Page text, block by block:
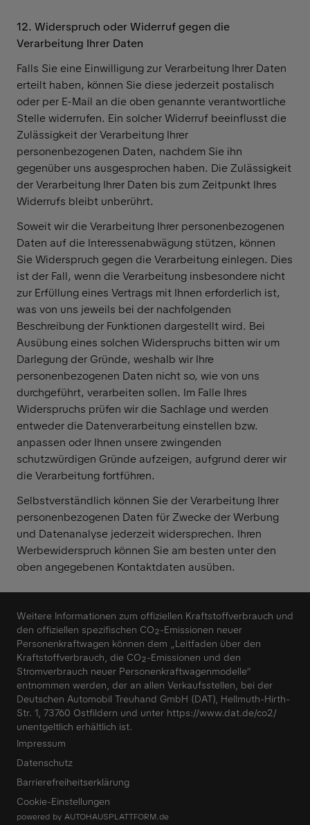
12. Widerspruch oder Widerruf gegen die
Verarbeitung Ihrer Daten
Falls Sie eine Einwilligung zur Verarbeitung Ihrer Daten
erteilt haben, können Sie diese jederzeit postalisch
oder per E-Mail an die oben genannte verantwortliche
Stelle widerrufen. Ein solcher Widerruf beeinflusst die
Zulässigkeit der Verarbeitung Ihrer
personenbezogenen Daten, nachdem Sie ihn
gegenüber uns ausgesprochen haben. Die Zulässigkeit
der Verarbeitung Ihrer Daten bis zum Zeitpunkt Ihres
Widerrufs bleibt unberührt.
Soweit wir die Verarbeitung Ihrer personenbezogenen
Daten auf die Interessenabwägung stützen, können
Sie Widerspruch gegen die Verarbeitung einlegen. Dies
ist der Fall, wenn die Verarbeitung insbesondere nicht
zur Erfüllung eines Vertrags mit Ihnen erforderlich ist,
was von uns jeweils bei der nachfolgenden
Beschreibung der Funktionen dargestellt wird. Bei
Ausübung eines solchen Widerspruchs bitten wir um
Darlegung der Gründe, weshalb wir Ihre
personenbezogenen Daten nicht so, wie von uns
durchgeführt, verarbeiten sollen. Im Falle Ihres
Widerspruchs prüfen wir die Sachlage und werden
entweder die Datenverarbeitung einstellen bzw.
anpassen oder Ihnen unsere zwingenden
schutzwürdigen Gründe aufzeigen, aufgrund derer wir
die Verarbeitung fortführen.
Selbstverständlich können Sie der Verarbeitung Ihrer
personenbezogenen Daten für Zwecke der Werbung
und Datenanalyse jederzeit widersprechen. Ihren
Werbewiderspruch können Sie am besten unter den
oben angegebenen Kontaktdaten ausüben.
Impressum
Datenschutz
Barrierefreiheitserklärung
Cookie-Einstellungen
Weitere Informationen zum offiziellen Kraftstoffverbrauch und
den offiziellen spezifischen CO₂-Emissionen neuer
Personenkraftwagen können dem „Leitfaden über den
Kraftstoffverbrauch, die CO₂-Emissionen und den
Stromverbrauch neuer Personenkraftwagenmodelle“
entnommen werden, der an allen Verkaufsstellen, bei der
Deutschen Automobil Treuhand GmbH (DAT), Hellmuth-Hirth-
Str. 1, 73760 Ostfildern und unter https://www.dat.de/co2/
unentgeltlich erhältlich ist.
powered by AUTOHAUSPLATTFORM.de